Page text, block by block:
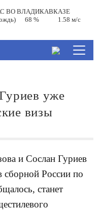
ВОВЛАДИКАВКАЗЕ
68 % 1.58 м/с
уже
визы
и Сослан Гуриев
сборной России по
станет